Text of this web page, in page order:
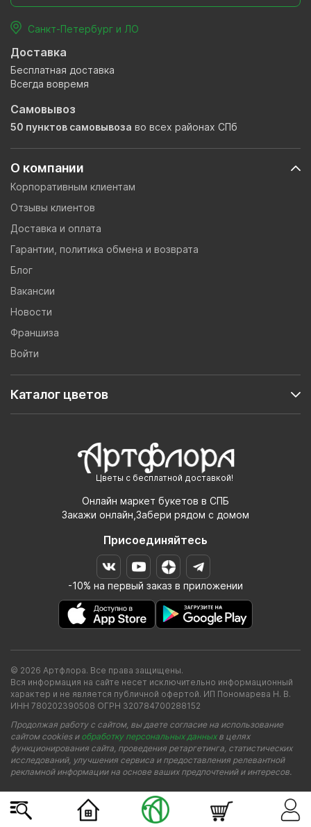
Цветы с бесплатной доставкой!
Онлайн маркет букетов в СПБ
Закажи онлайн,Забери рядом с домом
Присоединяйтесь
-10% на первый заказ в приложении
О компании
Корпоративным клиентам
Отзывы клиентов
Доставка и оплата
Гарантии, политика обмена и возврата
Блог
Вакансии
Новости
Франшиза
Войти
Каталог цветов
Санкт-Петербург и ЛО
Доставка
Бесплатная доставка
Всегда вовремя
Самовывоз
50 пунктов самовывоза во всех районах СПб
© 2026 Артфлора. Все права защищены.
Вся информация на сайте несет исключительно информационный
характер и не является публичной офертой. ИП Пономарева Н. В.
ИНН 780202390508 ОГРН 320784700288152
Продолжая работу с сайтом, вы даете согласие на использование
сайтом cookies и обработку персональных данныхв целях
функционирования сайта, проведения ретаргетинга, статистических
исследований, улучшения сервиса и предоставления релевантной
рекламной информации на основе ваших предпочтений и интересов.